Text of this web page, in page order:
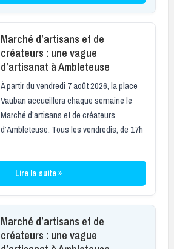
Marché d’artisans et de
créateurs : une vague
d’artisanat à Ambleteuse
À partir du vendredi 7 août 2026, la place
Vauban accueillera chaque semaine le
Marché d’artisans et de créateurs
d’Ambleteuse. Tous les vendredis, de 17h
Lire la suite »
Marché d’artisans et de
créateurs : une vague